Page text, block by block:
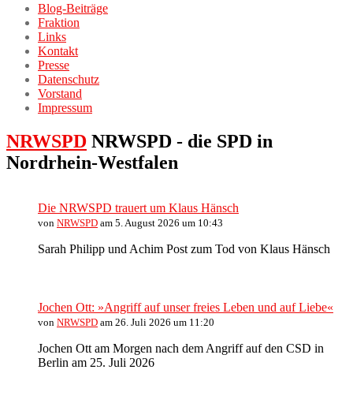
Blog-Beiträge
Fraktion
Links
Kontakt
Presse
Datenschutz
Vorstand
Impressum
NRWSPD NRWSPD - die SPD in
Nordrhein-Westfalen
Die NRWSPD trauert um Klaus Hänsch
von NRWSPD am 5. August 2026 um 10:43
Sarah Philipp und Achim Post zum Tod von Klaus Hänsch
Jochen Ott: »Angriff auf unser freies Leben und auf Liebe«
von NRWSPD am 26. Juli 2026 um 11:20
Jochen Ott am Morgen nach dem Angriff auf den CSD in
Berlin am 25. Juli 2026